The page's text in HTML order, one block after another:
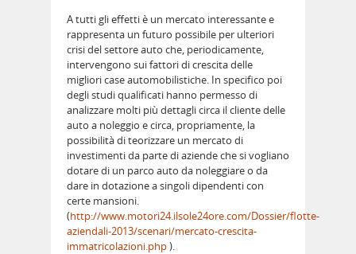
A tutti gli effetti è un mercato interessante e
rappresenta un futuro possibile per ulteriori
crisi del settore auto che, periodicamente,
intervengono sui fattori di crescita delle
migliori case automobilistiche. In specifico poi
degli studi qualificati hanno permesso di
analizzare molti più dettagli circa il cliente delle
auto a noleggio e circa, propriamente, la
possibilità di teorizzare un mercato di
investimenti da parte di aziende che si vogliano
dotare di un parco auto da noleggiare o da
dare in dotazione a singoli dipendenti con
certe mansioni.
(http://www.motori24.ilsole24ore.com/Dossier/flotte-
aziendali-2013/scenari/mercato-crescita-
immatricolazioni.php).